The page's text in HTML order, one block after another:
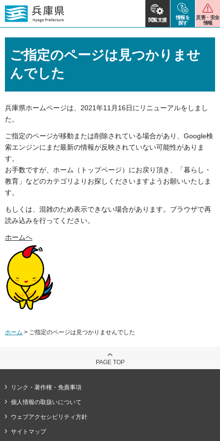
閲覧支援
情報を
探す
災害・安全
情報
ご指定のページは見つかりませ
んでした
兵庫県ホームページは、2021年11月16日にリニューアルをしまし
た。
ご指定のページが移動または削除されている場合があり、 Google検
索エンジンにまだ最新の情報が反映されていない可能性がありま
す。
お手数ですが、ホーム（トップページ）にお戻り頂き、「暮らし・
教育」などのカテゴリよりお探しくださいますようお願いいたしま
す。
もしくは、混雑のため表示できない場合があります。ブラウザで再
読み込みを行ってください。
ホームへ
ホーム > ご指定のページは見つかりませんでした
PAGE TOP
リンク・著作権・免責事項
個人情報の取扱いについて
ウェブアクセシビリティ方針
サイトマップ